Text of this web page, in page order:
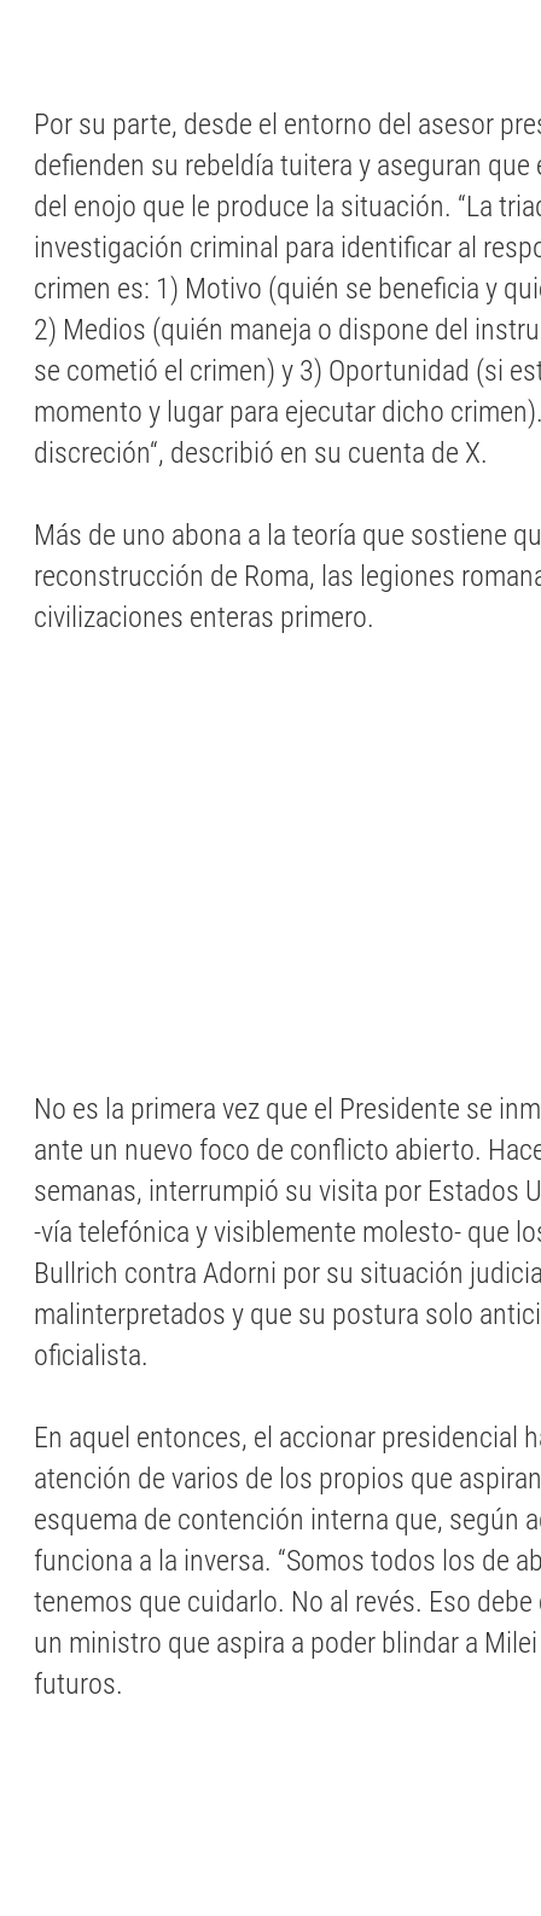
Por su parte, desde el entorno del asesor
defienden su rebeldía tuitera y aseguran
del enojo que le produce la situación. “La
investigación criminal para identificar al
crimen es: 1) Motivo (quién se beneficia y
2) Medios (quién maneja o dispone del
se cometió el crimen) y 3) Oportunidad (si
momento y lugar para ejecutar dicho
discreción“, describió en su cuenta de X.
Más de uno abona a la teoría que sostiene
reconstrucción de Roma, las legiones
civilizaciones enteras primero.
No es la primera vez que el Presidente se
ante un nuevo foco de conflicto abierto.
semanas, interrumpió su visita por Estados
-vía telefónica y visiblemente molesto- que
Bullrich contra Adorni por su situación
malinterpretados y que su postura solo
oficialista.
En aquel entonces, el accionar presidencial
atención de varios de los propios que
esquema de contención interna que, según
funciona a la inversa. “Somos todos los de
tenemos que cuidarlo. No al revés. Eso debe
un ministro que aspira a poder blindar a
futuros.